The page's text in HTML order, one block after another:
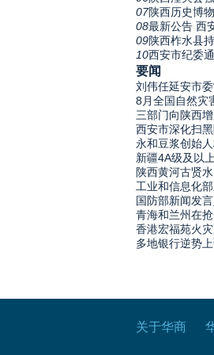
07陕西历史博
08最新公告 西
09陕西柞水县
10西安市纪委
要闻
刘伟任延安市
8月全国自然灾
三部门向陕西
西安市深化扫
永和豆浆创始
新疆4A级及以
陕西黄河古贤
工业和信息化
国防部新闻发
青海和兰州在
香港宏福苑火
多地银行逆势
关于华商